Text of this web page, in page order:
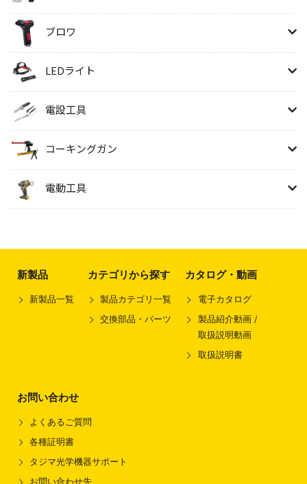
ブロワ
LEDライト
電設工具
コーキングガン
電動工具
新製品
新製品一覧
カテゴリから探す
製品カテゴリ一覧
交換部品・パーツ
カタログ・動画
電子カタログ
製品紹介動画 /
取扱説明動画
取扱説明書
お問い合わせ
よくあるご質問
各種証明書
タジマ光学機器サポート
お問い合わせ先